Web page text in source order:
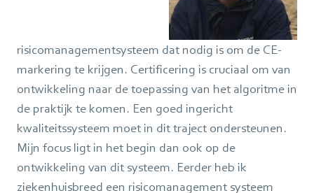
risicomanagementsysteem dat nodig is om de CE-
markering te krijgen. Certificering is cruciaal om van
ontwikkeling naar de toepassing van het algoritme in
de praktijk te komen. Een goed ingericht
kwaliteitssysteem moet in dit traject ondersteunen.
Mijn focus ligt in het begin dan ook op de
ontwikkeling van dit systeem. Eerder heb ik
ziekenhuisbreed een risicomanagement systeem